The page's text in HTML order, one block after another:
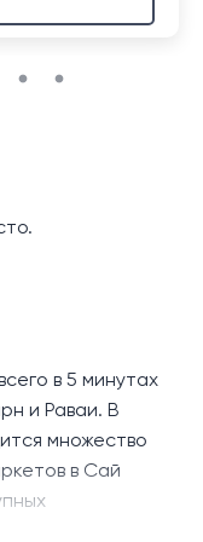
в 5 минутах
и Раваи. В
множество
в Сай